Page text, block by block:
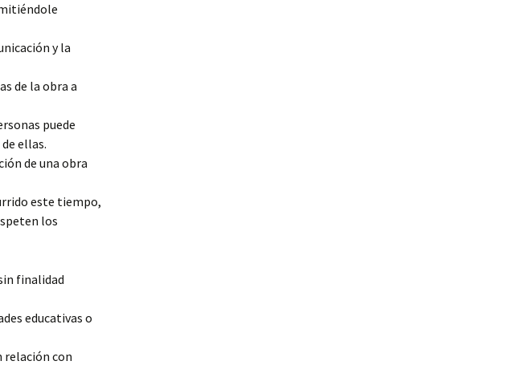
y la
de la obra a
puede
ellas.
de una obra
este tiempo,
los
finalidad
educativas o
relación con